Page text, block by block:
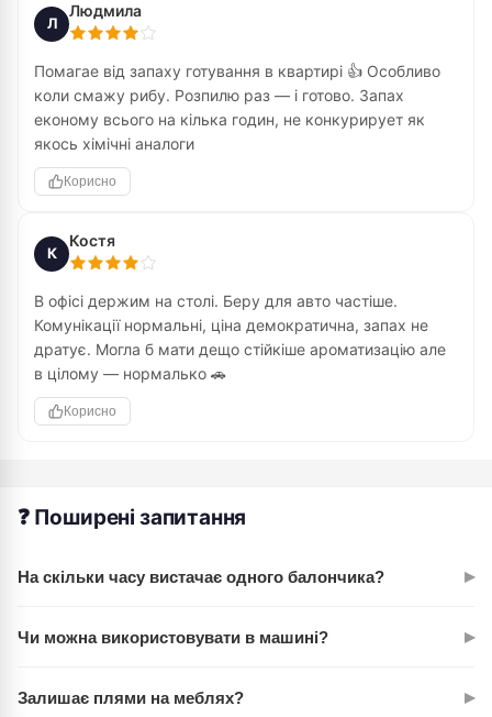
Л
Людмила
Помагае від запаху готування в квартирі 👍 Особливо
коли смажу рибу. Розпилю раз — і готово. Запах
економу всього на кілька годин, не конкурирует як
якось хімічні аналоги
Корисно
К
Костя
В офісі держим на столі. Беру для авто частіше.
Комунікації нормальні, ціна демократична, запах не
дратує. Могла б мати дещо стійкіше ароматизацію але
в цілому — нормалько 🚗
Корисно
❓ Поширені запитання
На скільки часу вистачає одного балончика? ▸
на 2-3 місяці. Залежить від розміру приміщення. У
Чи можна використовувати в машині? ▸
вітри опуститель чи прикрийте на хвилину. Запах не буває
Залишає плями на меблях? ▸